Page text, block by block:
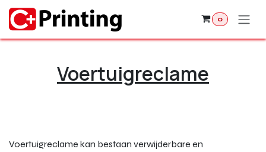
Overslaan naar inhoud
0
Voertuigreclame
Voertuigreclame kan bestaan verwijderbare en